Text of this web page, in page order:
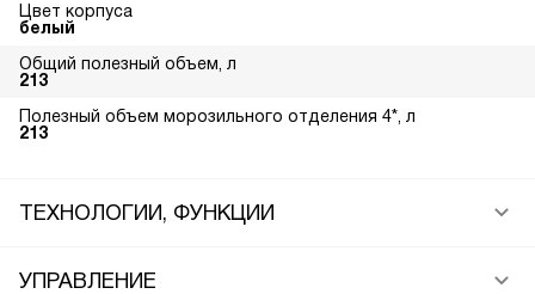
Цвет корпуса
белый
Общий полезный объем, л
213
Полезный объем морозильного отделения 4*, л
213
ТЕХНОЛОГИИ, ФУНКЦИИ
УПРАВЛЕНИЕ